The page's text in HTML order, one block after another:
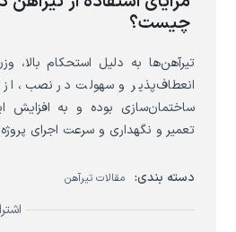
چیست؟
تیرآهن‌ها به دلیل استحکام بالا،
انعطاف‌پذیر و سهولت در نصب، از
ساختمان‌سازی بوده و به افزایش
تعمیر و نگهداری و سرعت اجرای
دسته بندی: مقالات تیرآهن